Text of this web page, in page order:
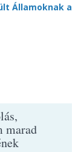
Államoknak a
marad